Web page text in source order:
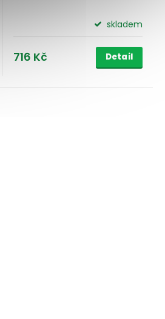
skladem
716 Kč Detail